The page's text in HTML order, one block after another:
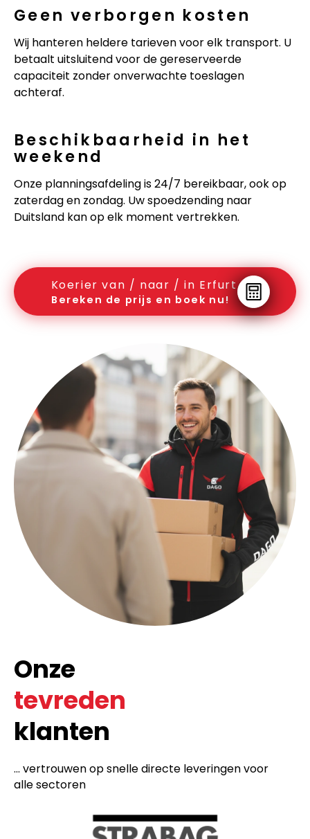
Geen verborgen kosten
Wij hanteren heldere tarieven voor elk transport. U
betaalt uitsluitend voor de gereserveerde
capaciteit zonder onverwachte toeslagen
achteraf.
Beschikbaarheid in het
weekend
Onze planningsafdeling is 24/7 bereikbaar, ook op
zaterdag en zondag. Uw spoedzending naar
Duitsland kan op elk moment vertrekken.
Koerier van / naar / in Erfurt
Bereken de prijs en boek nu!
Onze
tevreden
klanten
... vertrouwen op snelle directe leveringen voor
alle sectoren